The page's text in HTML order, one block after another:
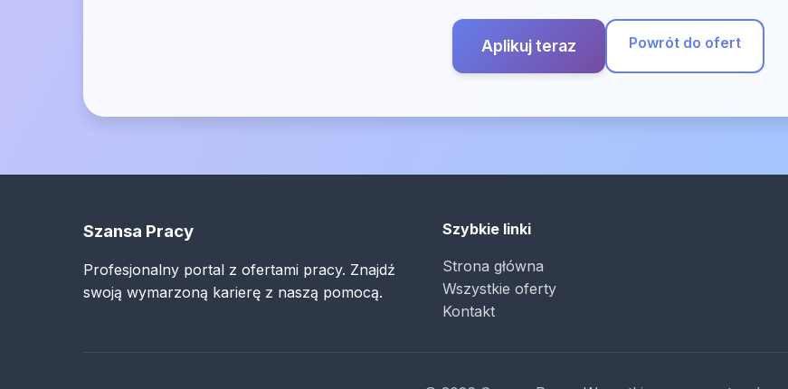
Aplikuj teraz Powrót do ofert
Szansa Pracy
Profesjonalny portal z ofertami pracy. Znajdź
swoją wymarzoną karierę z naszą pomocą.
Szybkie linki
Strona główna
Wszystkie oferty
Kontakt